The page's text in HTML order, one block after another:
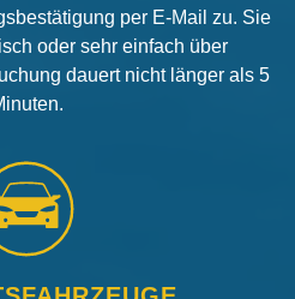
per E-Mail zu. Sie
oder sehr einfach über
dauert nicht länger als 5